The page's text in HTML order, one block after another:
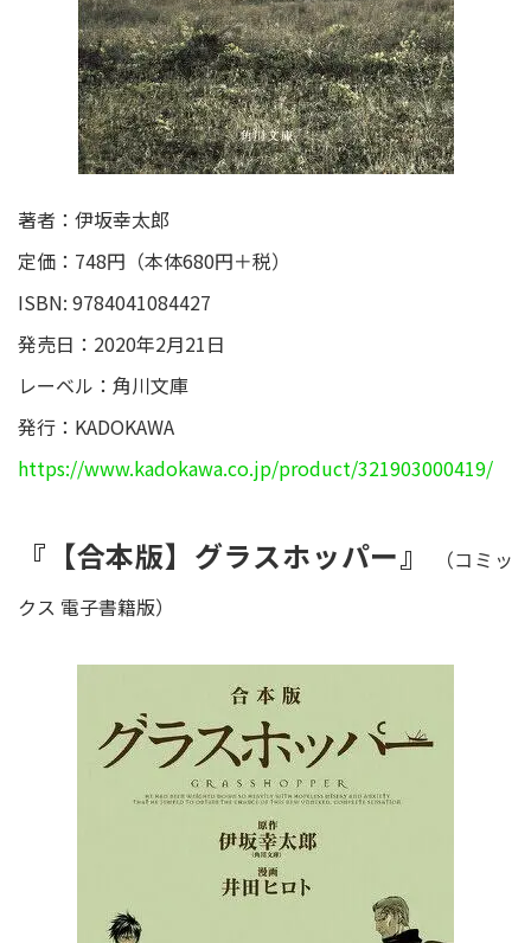
著者：伊坂幸太郎
定価：748円（本体680円＋税）
ISBN: 9784041084427
発売日：2020年2月21日
レーベル：角川文庫
発行：KADOKAWA
https://www.kadokawa.co.jp/product/321903000419/
『【合本版】グラスホッパー』
（コミッ
クス 電子書籍版）